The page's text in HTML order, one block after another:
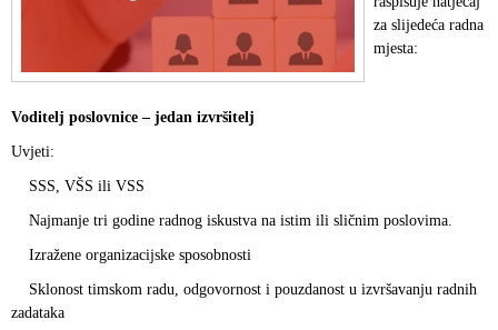
za slijedeća radna
mjesta:
Voditelj poslovnice – jedan izvršitelj
Uvjeti:
SSS, VŠS ili VSS
Najmanje tri godine radnog iskustva na istim ili sličnim poslovima.
Izražene organizacijske sposobnosti
Sklonost timskom radu, odgovornost i pouzdanost u izvršavanju radnih
zadataka